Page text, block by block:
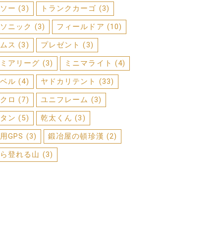
ー (3) トランクカーゴ (3)
ニック (3) フィールドア (10)
ス (3) プレゼント (3)
アリーグ (3) ミニマライト (4)
ル (4) ヤドカリテント (33)
ロ (7) ユニフレーム (3)
ン (5) 乾太くん (3)
GPS (3) 鍛冶屋の頓珍漢 (2)
登れる山 (3)